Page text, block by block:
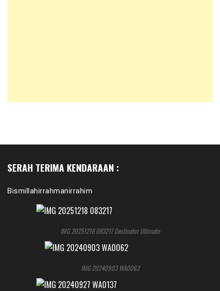
SERAH TERIMA KENDARAAN :
Bismillahirrahmanirrahim
IMG 20251218 083217 Destinator Ultimate
IMG 20240903 WA0062